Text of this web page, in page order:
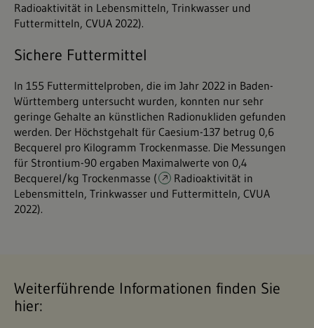
Radioaktivität in Lebensmitteln, Trinkwasser und
Futtermitteln, CVUA 2022).
Sichere Futtermittel
In 155 Futtermittelproben, die im Jahr 2022 in Baden-
Württemberg untersucht wurden, konnten nur sehr
geringe Gehalte an künstlichen Radionukliden gefunden
werden. Der Höchstgehalt für Caesium-137 betrug 0,6
Becquerel pro Kilogramm Trockenmasse. Die Messungen
für Strontium-90 ergaben Maximalwerte von 0,4
Becquerel/kg Trockenmasse (
Radioaktivität in
Lebensmitteln, Trinkwasser und Futtermitteln, CVUA
2022).
Weiterführende Informationen finden Sie
hier: